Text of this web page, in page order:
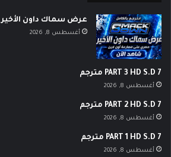
عرض سماك داون الأخير 7/8/2026 كامل مترجم
أغسطس 8, 2026
PART 3 HD S.D 7 مترجم
أغسطس 8, 2026
PART 2 HD S.D 7 مترجم
أغسطس 8, 2026
PART 1 HD S.D 7 مترجم
أغسطس 8, 2026